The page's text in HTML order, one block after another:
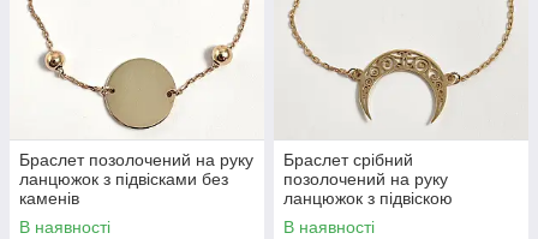
Браслет позолочений на руку
ланцюжок з підвісками без
каменів
В наявності
Браслет срібний
позолочений на руку
ланцюжок з підвіскою
Лунниця без каменів
В наявності